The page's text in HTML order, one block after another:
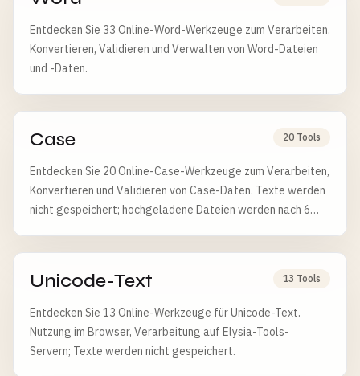
Entdecken Sie 33 Online-Word-Werkzeuge zum Verarbeiten,
Konvertieren, Validieren und Verwalten von Word-Dateien
und -Daten.
Case 20 Tools
Entdecken Sie 20 Online-Case-Werkzeuge zum Verarbeiten,
Konvertieren und Validieren von Case-Daten. Texte werden
nicht gespeichert; hochgeladene Dateien werden nach 6
Unicode-Text 13 Tools
Entdecken Sie 13 Online-Werkzeuge für Unicode-Text.
Nutzung im Browser, Verarbeitung auf Elysia-Tools-
Servern; Texte werden nicht gespeichert.